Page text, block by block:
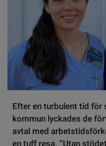
Efter en turbulent tid
kommun lyckades de
avtal med
en tuff resa. ”Utan